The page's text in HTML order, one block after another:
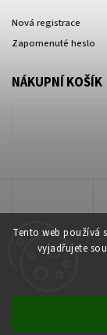
Tento web používá
vyjadřujete
Nová registrace
Zapomenuté heslo
NÁKUPNÍ KOŠÍK